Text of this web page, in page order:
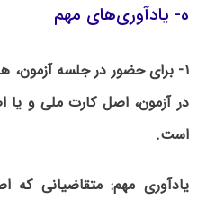
ه- یادآوری‌های مهم
۱- برای حضور در جلسه
در آزمون، اصل کارت ملی و یا
است.
یادآوری مهم: متقاضیانی که